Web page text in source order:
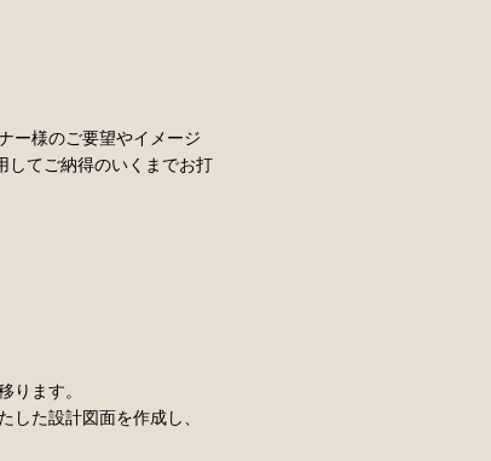
ー様のご要望やイメージ
してご納得のいくまでお打
ます。
た設計図面を作成し、